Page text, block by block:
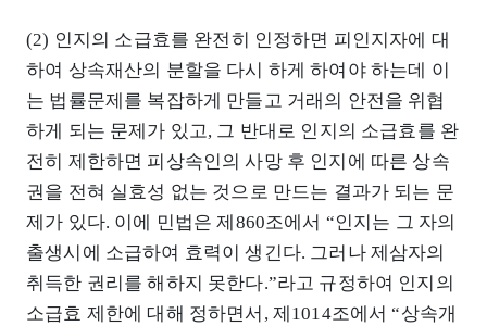
(2) 인지의 소급효를 완전히 인정하면 피인지자에 대
하여 상속재산의 분할을 다시 하게 하여야 하는데 이
는 법률문제를 복잡하게 만들고 거래의 안전을 위협
하게 되는 문제가 있고, 그 반대로 인지의 소급효를 완
전히 제한하면 피상속인의 사망 후 인지에 따른 상속
권을 전혀 실효성 없는 것으로 만드는 결과가 되는 문
제가 있다. 이에 민법은 제860조에서 “인지는 그 자의
출생시에 소급하여 효력이 생긴다. 그러나 제삼자의
취득한 권리를 해하지 못한다.”라고 규정하여 인지의
소급효 제한에 대해 정하면서, 제1014조에서 “상속개